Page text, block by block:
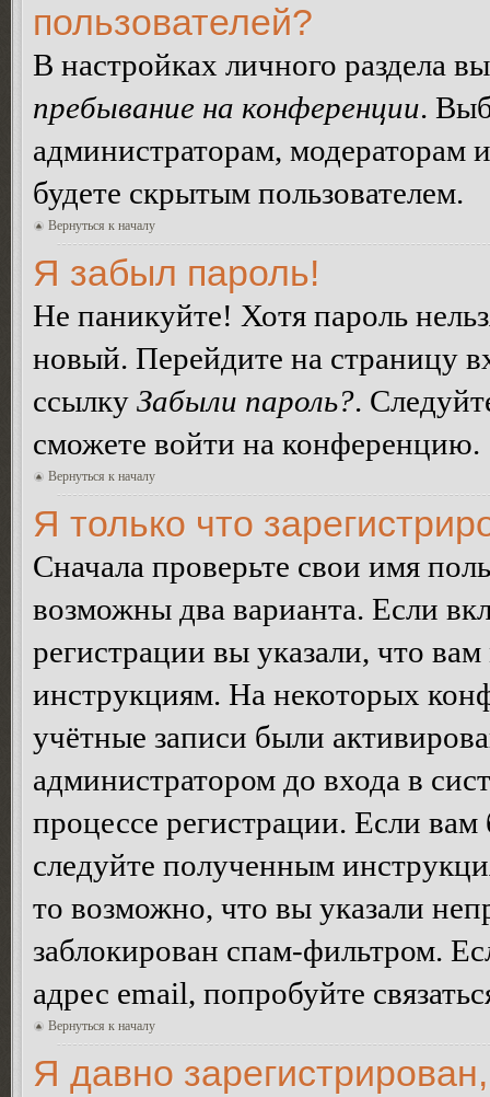
пользователей?
В настройках личного раздела
пребывание на конференции.
администраторам, модераторам
будете скрытым пользователем.
Вернуться к началу
Я забыл пароль!
Не паникуйте! Хотя пароль
новый. Перейдите на страницу
ссылку Забыли пароль?.
сможете войти на конференцию.
Вернуться к началу
Я только что
Сначала проверьте свои имя
возможны два варианта. Если
регистрации вы указали, что
инструкциям. На некоторых
учётные записи были
администратором до входа в
процессе регистрации. Если
следуйте полученным
то возможно, что вы указали
заблокирован спам-фильтром.
адрес email, попробуйте
Вернуться к началу
Я давно